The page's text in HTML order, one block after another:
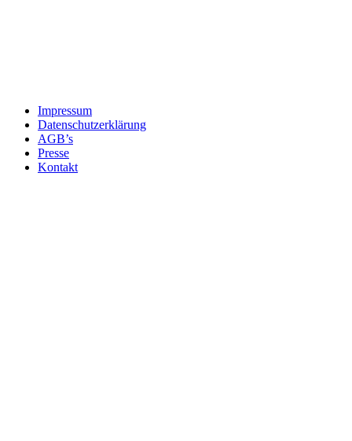
Impressum
Datenschutzerklärung
AGB’s
Presse
Kontakt